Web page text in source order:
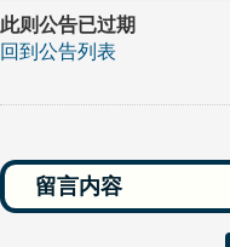
此则公告已过期
回到公告列表